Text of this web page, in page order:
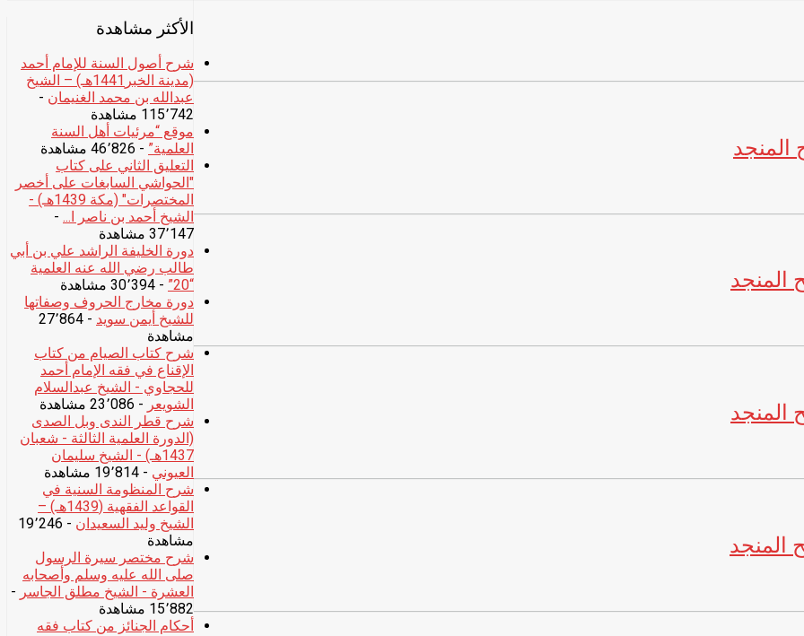
الأكثر مشاهدة
شرح أصول السنة للإمام أحمد
(مدينة الخبر1441هـ) – الشيخ
عبدالله بن محمد الغنيمان -
115٬742 مشاهدة
موقع “مرئيات أهل السنة
العلمية” - 46٬826 مشاهدة
التعليق الثاني على كتاب
"الحواشي السابغات على أخصر
المختصرات" (مكة 1439هـ) -
الشيخ أحمد بن ناصر ا... -
37٬147 مشاهدة
دورة الخليفة الراشد علي بن أبي
طالب رضي الله عنه العلمية
“20”
- 30٬394 مشاهدة
دورة مخارج الحروف وصفاتها
للشيخ أيمن سويد
- 27٬864
مشاهدة
شرح كتاب الصيام من كتاب
الإقناع في فقه الإمام أحمد
للحجاوي - الشيخ عبدالسلام
الشويعر - 23٬086 مشاهدة
شرح قطر الندى وبل الصدى
(الدورة العلمية الثالثة - شعبان
1437هـ) - الشيخ سليمان
العيوني - 19٬814 مشاهدة
شرح المنظومة السنية في
القواعد الفقهية (1439هـ) –
الشيخ وليد السعيدان
- 19٬246
مشاهدة
شرح مختصر سيرة الرسول
صلى الله عليه وسلم وأصحابه
العشرة - الشيخ مطلق الجاسر -
15٬882 مشاهدة
أحكام الجنائز من كتاب فقه